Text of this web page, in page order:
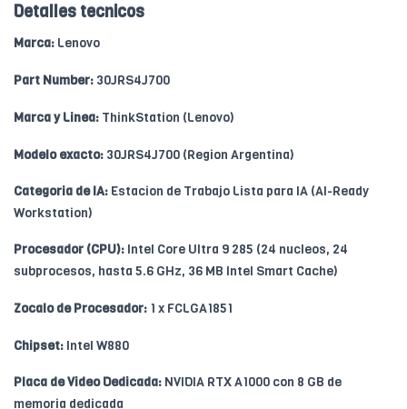
Detalles tecnicos
Marca: Lenovo
Part Number: 30JRS4J700
Marca y Linea: ThinkStation (Lenovo)
Modelo exacto: 30JRS4J700 (Region Argentina)
Categoria de IA: Estacion de Trabajo Lista para IA (AI-Ready
Workstation)
Procesador (CPU): Intel Core Ultra 9 285 (24 nucleos, 24
subprocesos, hasta 5.6 GHz, 36 MB Intel Smart Cache)
Zocalo de Procesador: 1 x FCLGA1851
Chipset: Intel W880
Placa de Video Dedicada: NVIDIA RTX A1000 con 8 GB de
memoria dedicada